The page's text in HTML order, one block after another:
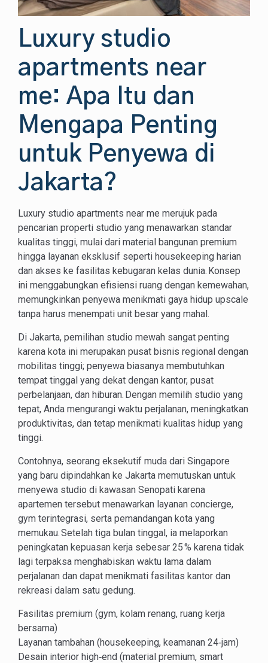
Luxury studio
apartments near
me: Apa Itu dan
Mengapa Penting
untuk Penyewa di
Jakarta?
Luxury studio apartments near me merujuk pada
pencarian properti studio yang menawarkan standar
kualitas tinggi, mulai dari material bangunan premium
hingga layanan eksklusif seperti housekeeping harian
dan akses ke fasilitas kebugaran kelas dunia. Konsep
ini menggabungkan efisiensi ruang dengan kemewahan,
memungkinkan penyewa menikmati gaya hidup upscale
tanpa harus menempati unit besar yang mahal.
Di Jakarta, pemilihan studio mewah sangat penting
karena kota ini merupakan pusat bisnis regional dengan
mobilitas tinggi; penyewa biasanya membutuhkan
tempat tinggal yang dekat dengan kantor, pusat
perbelanjaan, dan hiburan. Dengan memilih studio yang
tepat, Anda mengurangi waktu perjalanan, meningkatkan
produktivitas, dan tetap menikmati kualitas hidup yang
tinggi.
Contohnya, seorang eksekutif muda dari Singapore
yang baru dipindahkan ke Jakarta memutuskan untuk
menyewa studio di kawasan Senopati karena
apartemen tersebut menawarkan layanan concierge,
gym terintegrasi, serta pemandangan kota yang
memukau. Setelah tiga bulan tinggal, ia melaporkan
peningkatan kepuasan kerja sebesar 25 % karena tidak
lagi terpaksa menghabiskan waktu lama dalam
perjalanan dan dapat menikmati fasilitas kantor dan
rekreasi dalam satu gedung.
Fasilitas premium (gym, kolam renang, ruang kerja
bersama)
Layanan tambahan (housekeeping, keamanan 24‑jam)
Desain interior high‑end (material premium, smart